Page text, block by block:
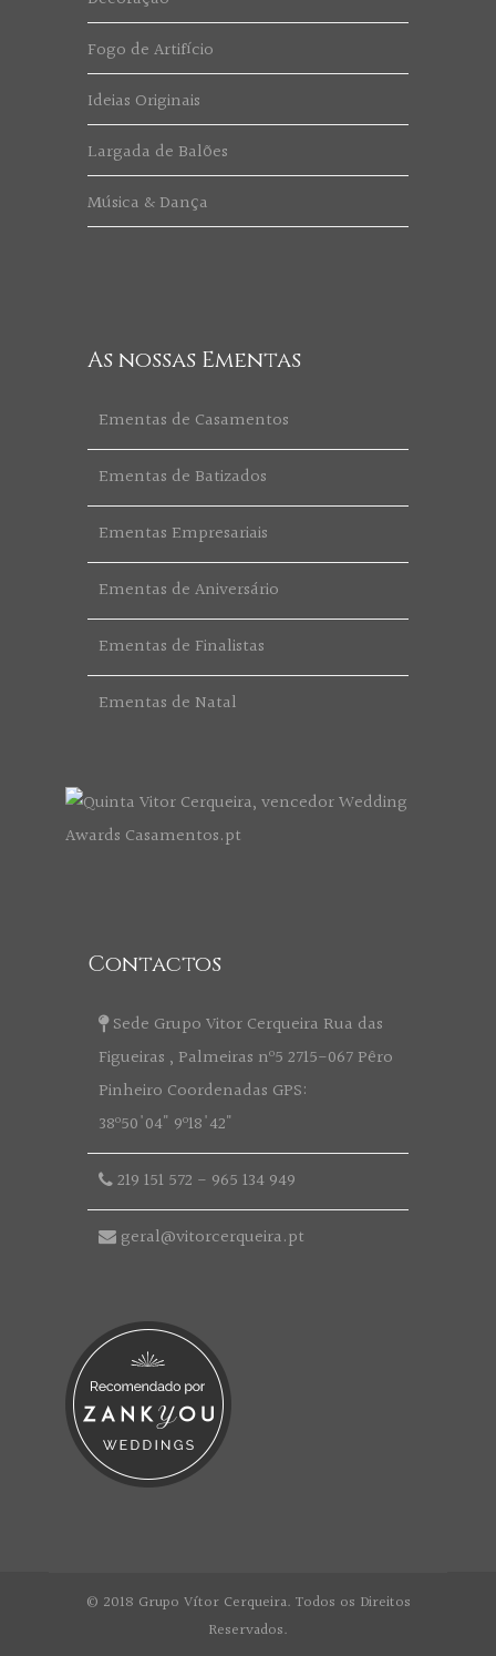
Fogo de Artifício
Ideias Originais
Largada de Balões
Música & Dança
As nossas Ementas
Ementas de Casamentos
Ementas de Batizados
Ementas Empresariais
Ementas de Aniversário
Ementas de Finalistas
Ementas de Natal
Contactos
Sede Grupo Vitor Cerqueira Rua das
Figueiras , Palmeiras nº5 2715-067 Pêro
Pinheiro Coordenadas GPS:
38º50'04" 9º18'42"
219 151 572 - 965 134 949
geral@vitorcerqueira.pt
© 2018 Grupo Vítor Cerqueira. Todos os Direitos
Reservados.